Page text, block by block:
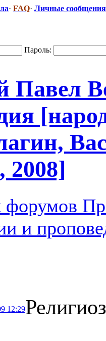
· FAQ· Личные сообщения
Пароль:
Павел
2008]
и
12:29